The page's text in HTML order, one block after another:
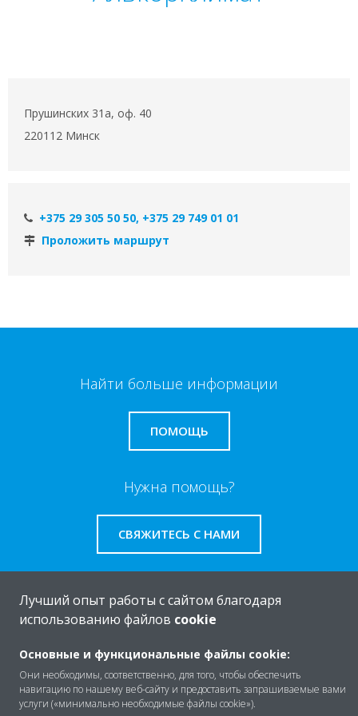
Прушинских 31а, оф. 40
220112 Минск
+375 29 305 50 50, +375 29 749 01 01
Проложить маршрут
Найти больше информации
ПОМОЩЬ
Нужна помощь?
СВЯЖИТЕСЬ С НАМИ
O Daikin
Решения
Лучший опыт работы с сайтом благодаря
использованию файлов cookie
Основные и функциональные файлы cookie:
Они необходимы, соответственно, для того, чтобы обеспечить
навигацию по нашему веб-сайту и предоставить запрашиваемые вами
услуги («минимально необходимые файлы cookie»).